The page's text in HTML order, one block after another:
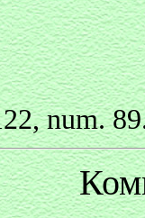
num.